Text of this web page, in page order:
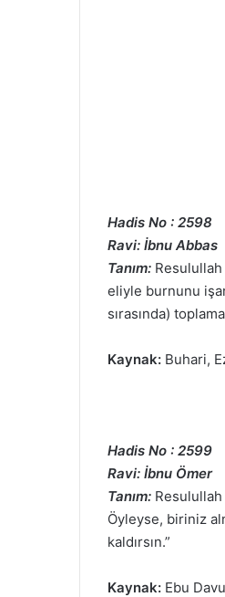
Hadis No : 2598
Ravi: İbnu Abbas
Tanım:
eliyle burnunu
sırasında)
Kaynak: Buhari,
Hadis No : 2599
Ravi: İbnu Ömer
Tanım:
Öyleyse, biriniz
kaldırsın.”
Kaynak: Ebu